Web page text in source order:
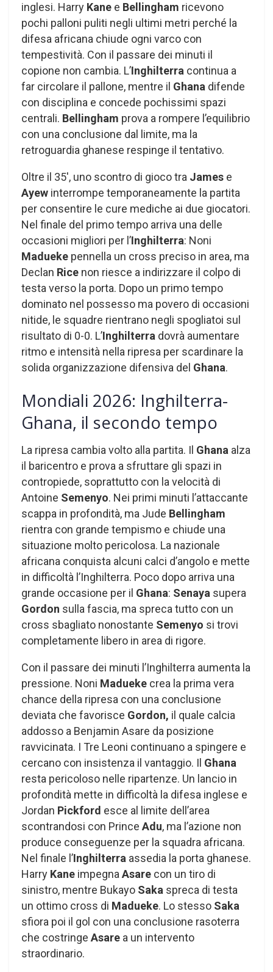
inglesi. Harry Kane e Bellingham ricevono
pochi palloni puliti negli ultimi metri perché la
difesa africana chiude ogni varco con
tempestività. Con il passare dei minuti il
copione non cambia. L’Inghilterra continua a
far circolare il pallone, mentre il Ghana difende
con disciplina e concede pochissimi spazi
centrali. Bellingham prova a rompere l’equilibrio
con una conclusione dal limite, ma la
retroguardia ghanese respinge il tentativo.
Oltre il 35′, uno scontro di gioco tra James e
Ayew interrompe temporaneamente la partita
per consentire le cure mediche ai due giocatori.
Nel finale del primo tempo arriva una delle
occasioni migliori per l’Inghilterra: Noni
Madueke pennella un cross preciso in area, ma
Declan Rice non riesce a indirizzare il colpo di
testa verso la porta. Dopo un primo tempo
dominato nel possesso ma povero di occasioni
nitide, le squadre rientrano negli spogliatoi sul
risultato di 0-0. L’Inghilterra dovrà aumentare
ritmo e intensità nella ripresa per scardinare la
solida organizzazione difensiva del Ghana.
Mondiali 2026: Inghilterra-
Ghana, il secondo tempo
La ripresa cambia volto alla partita. Il Ghana alza
il baricentro e prova a sfruttare gli spazi in
contropiede, soprattutto con la velocità di
Antoine Semenyo. Nei primi minuti l’attaccante
scappa in profondità, ma Jude Bellingham
rientra con grande tempismo e chiude una
situazione molto pericolosa. La nazionale
africana conquista alcuni calci d’angolo e mette
in difficoltà l’Inghilterra. Poco dopo arriva una
grande occasione per il Ghana: Senaya supera
Gordon sulla fascia, ma spreca tutto con un
cross sbagliato nonostante Semenyo si trovi
completamente libero in area di rigore.
Con il passare dei minuti l’Inghilterra aumenta la
pressione. Noni Madueke crea la prima vera
chance della ripresa con una conclusione
deviata che favorisce Gordon, il quale calcia
addosso a Benjamin Asare da posizione
ravvicinata. I Tre Leoni continuano a spingere e
cercano con insistenza il vantaggio. Il Ghana
resta pericoloso nelle ripartenze. Un lancio in
profondità mette in difficoltà la difesa inglese e
Jordan Pickford esce al limite dell’area
scontrandosi con Prince Adu, ma l’azione non
produce conseguenze per la squadra africana.
Nel finale l’Inghilterra assedia la porta ghanese.
Harry Kane impegna Asare con un tiro di
sinistro, mentre Bukayo Saka spreca di testa
un ottimo cross di Madueke. Lo stesso Saka
sfiora poi il gol con una conclusione rasoterra
che costringe Asare a un intervento
straordinario.